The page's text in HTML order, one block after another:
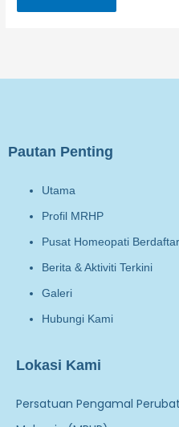
Pautan Penting
Utama
Profil MRHP
Pusat Homeopati Berdaftar
Berita & Aktiviti Terkini
Galeri
Hubungi Kami
Lokasi Kami
Persatuan Pengamal